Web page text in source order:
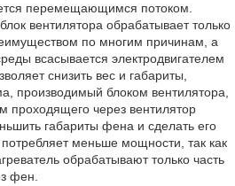
перемещающимся потоком.
вентилятора обрабатывает только
по многим причинам, а
всасывается электродвигателем
снизить вес и габариты,
производимый блоком вентилятора,
проходящего через вентилятор
габариты фена и сделать его
меньше мощности, так как
обрабатывают только часть
фен.